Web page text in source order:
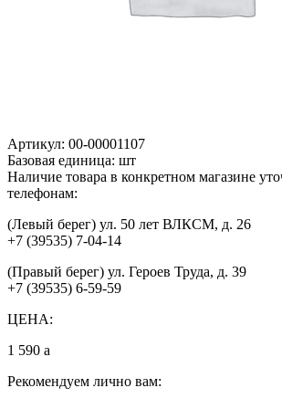
Артикул: 00-00001107
Базовая единица: шт
Наличие товара в конкретном магазине
телефонам:
(Левый берег) ул. 50 лет ВЛКСМ, д. 26
+7 (39535) 7-04-14
(Правый берег) ул. Героев Труда, д. 39
+7 (39535) 6-59-59
ЦЕНА:
1 590 a
Рекомендуем лично вам: